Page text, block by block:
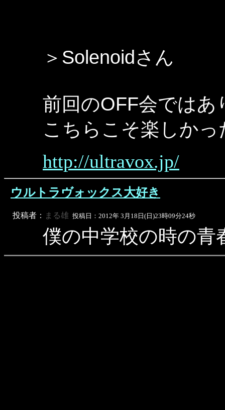
＞Solenoidさん
前回のOFF会では
こちらこそ楽しかっ
http://ultravox.jp/
ウルトラヴォックス大好き
投稿者： まる雄 投稿日：2012年 3月18日(日)23時09分24秒
僕の中学校の時の青